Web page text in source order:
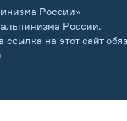
России»
России.
на этот сайт